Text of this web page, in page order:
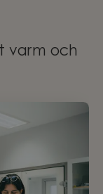
varm och